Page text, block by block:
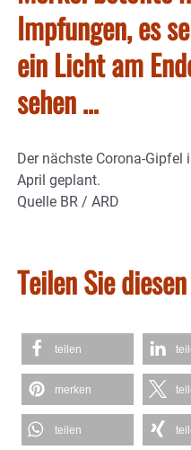
Impfungen, es
ein Licht am
sehen …
Der nächste Corona-Gipfel
April geplant.
Quelle BR / ARD
Teilen Sie
teilen
merken
teilen